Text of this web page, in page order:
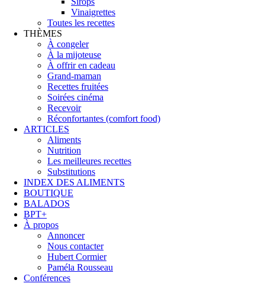
Vinaigrettes
Toutes les recettes
THÈMES
À congeler
À la mijoteuse
À offrir en cadeau
Grand-maman
Recettes fruitées
Soirées cinéma
Recevoir
Réconfortantes (comfort food)
ARTICLES
Aliments
Nutrition
Les meilleures recettes
Substitutions
INDEX DES ALIMENTS
BOUTIQUE
BALADOS
BPT+
À propos
Annoncer
Nous contacter
Hubert Cormier
Paméla Rousseau
Conférences